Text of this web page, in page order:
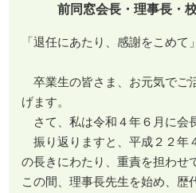
前同窓会長・理事長・
「退任にあたり、感謝をこめて」
卒業生の皆さま、お元気でご
げます。
さて、私は令和４年６月に会
振り返りますと、平成２２年
の長きにわたり、重責を担わせ
この間、理事長先生を始め、歴